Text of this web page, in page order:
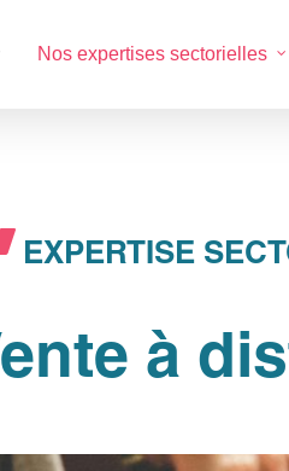
Nos expertises sectorielles
EXPERTISE
à